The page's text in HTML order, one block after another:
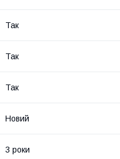
Так
Так
Так
Новий
3 роки